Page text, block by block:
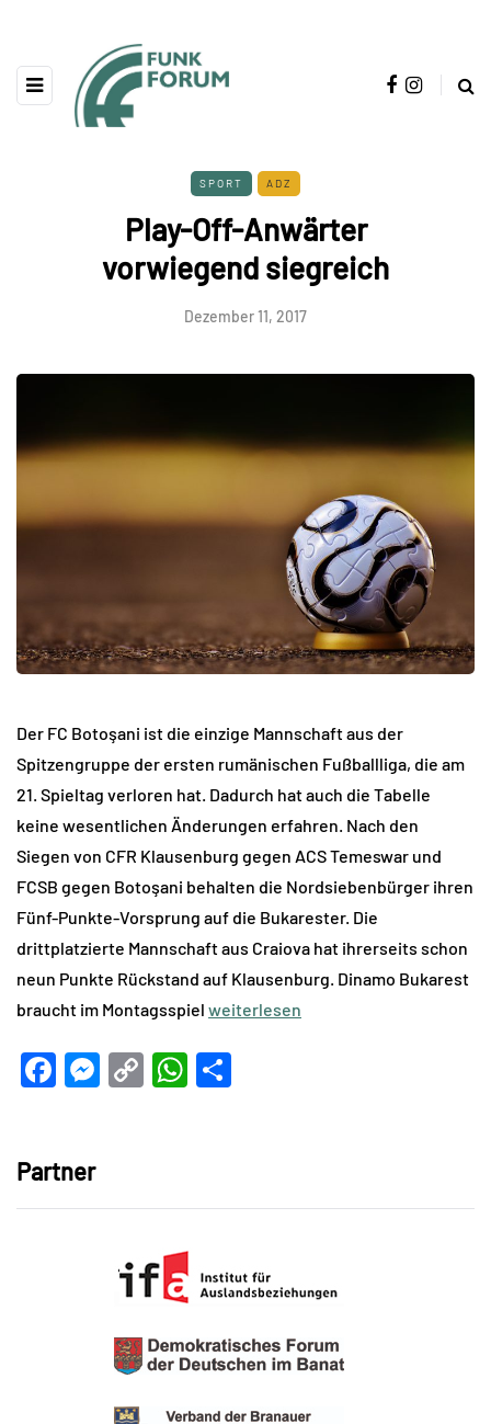
SPORT ADZ
Play-Off-Anwärter
vorwiegend siegreich
Dezember 11, 2017
Der FC Botoşani ist die einzige Mannschaft aus der
Spitzengruppe der ersten rumänischen Fußballliga, die am
21. Spieltag verloren hat. Dadurch hat auch die Tabelle
keine wesentlichen Änderungen erfahren. Nach den
Siegen von CFR Klausenburg gegen ACS Temeswar und
FCSB gegen Botoşani behalten die Nordsiebenbürger ihren
Fünf-Punkte-Vorsprung auf die Bukarester. Die
drittplatzierte Mannschaft aus Craiova hat ihrerseits schon
neun Punkte Rückstand auf Klausenburg. Dinamo Bukarest
braucht im Montagsspiel weiterlesen
Facebook
Messenger
CopyWhatsApp
Partner